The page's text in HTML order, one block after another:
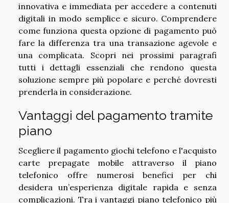
innovativa e immediata per accedere a contenuti
digitali in modo semplice e sicuro. Comprendere
come funziona questa opzione di pagamento può
fare la differenza tra una transazione agevole e
una complicata. Scopri nei prossimi paragrafi
tutti i dettagli essenziali che rendono questa
soluzione sempre più popolare e perché dovresti
prenderla in considerazione.
Vantaggi del pagamento tramite
piano
Scegliere il pagamento giochi telefono e l'acquisto
carte prepagate mobile attraverso il piano
telefonico offre numerosi benefici per chi
desidera un’esperienza digitale rapida e senza
complicazioni. Tra i vantaggi piano telefonico più